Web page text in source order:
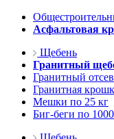
Асфальтовая
Щебень
Гранитный
Гранитный отсев
Гранитная
Мешки по 25 кг
Биг-беги по